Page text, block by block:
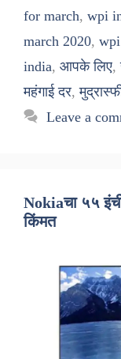
for march, wpi
march 2020,
india, आपके लिए,
महंगाई दर,
Leave a
Nokiaचा ५५ इंची
किंमत